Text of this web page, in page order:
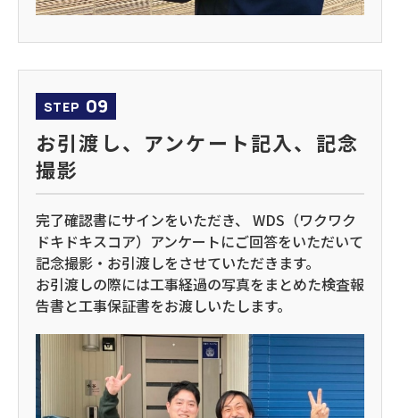
STEP 09
お引渡し、アンケート記入、記念
撮影
完了確認書にサインをいただき、 WDS（ワクワク
ドキドキスコア）アンケートにご回答をいただいて
記念撮影・お引渡しをさせていただきます。
お引渡しの際には工事経過の写真をまとめた検査報
告書と工事保証書をお渡しいたします。